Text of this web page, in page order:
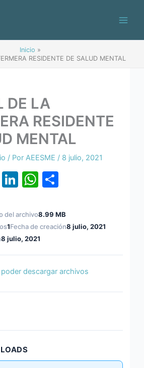
Inicio
RESIDENTE DE SALUD MENTAL
DE LA
RESIDENTE
MENTAL
/ PorAEESME / 8 julio, 2021
E
Li
k
e
dI
n
W
at
s
A
p
p
m
p
tir
del archivo8.99 MB
1Fecha de creación8 julio, 2021
8 julio, 2021
descargar archivos